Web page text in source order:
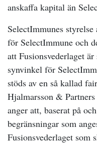
anskaffa kapital än
SelectImmunes
för SelectImmune och
att Fusionsvederlaget
synvinkel för
stöds av en så kallad
Hjalmarsson &
anger att, baserat på
begränsningar som
Fusionsvederlaget som